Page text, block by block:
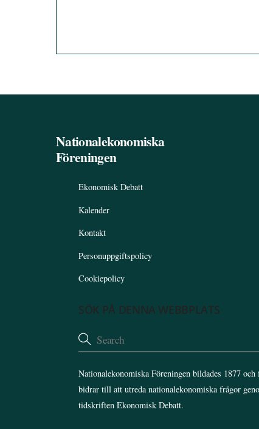
Nationalekonomiska
Föreningen
Ekonomisk Debatt
Kalender
Kontakt
Personuppgiftspolicy
Cookiepolicy
SÖK PÅ DENNA WEBBPLATS
Nationalekonomiska Föreningen bildades 1877
bidrar till att utreda nationalekonomiska frågor
tidskriften Ekonomisk Debatt.